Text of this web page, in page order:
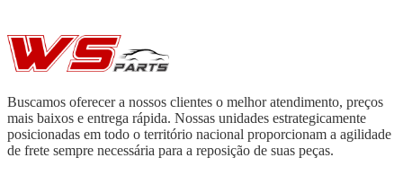
Buscamos oferecer a nossos clientes o melhor atendimento, preços
mais baixos e entrega rápida. Nossas unidades estrategicamente
posicionadas em todo o território nacional proporcionam a agilidade
de frete sempre necessária para a reposição de suas peças.